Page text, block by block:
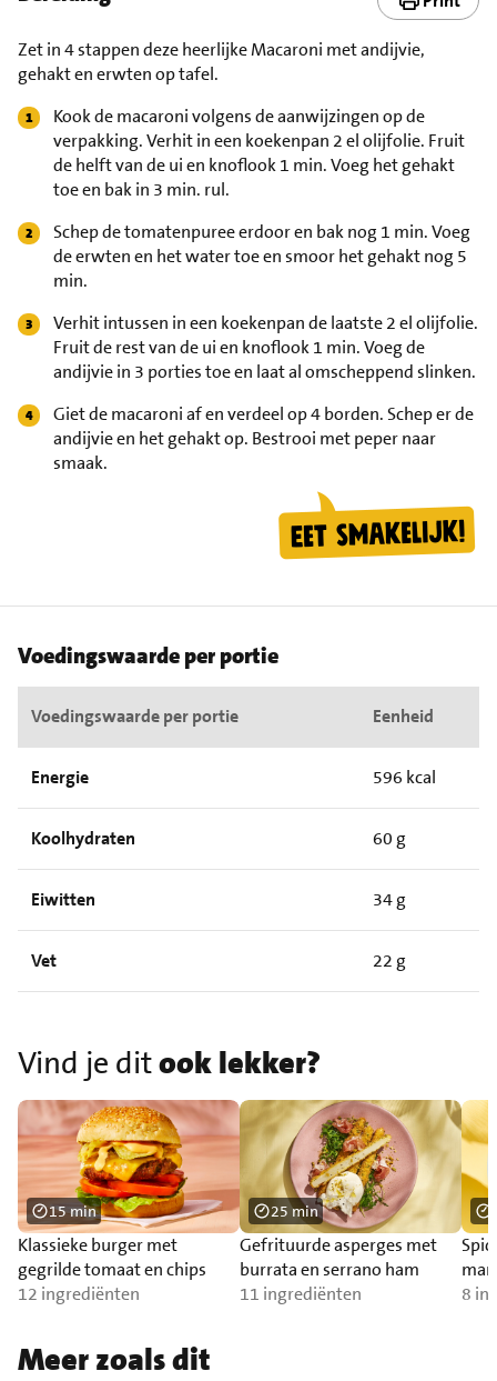
Zet in 4 stappen deze heerlijke Macaroni met andijvie,
gehakt en erwten op tafel.
Kook de macaroni volgens de aanwijzingen op de
verpakking. Verhit in een koekenpan 2 el olijfolie. Fruit
de helft van de ui en knoflook 1 min. Voeg het gehakt
toe en bak in 3 min. rul.
Schep de tomatenpuree erdoor en bak nog 1 min. Voeg
de erwten en het water toe en smoor het gehakt nog 5
min.
Verhit intussen in een koekenpan de laatste 2 el olijfolie.
Fruit de rest van de ui en knoflook 1 min. Voeg de
andijvie in 3 porties toe en laat al omscheppend slinken.
Giet de macaroni af en verdeel op 4 borden. Schep er de
andijvie en het gehakt op. Bestrooi met peper naar
smaak.
Voedingswaarde per portie
Voedingswaarde per portie Eenheid
Energie 596 kcal
Koolhydraten 60 g
Eiwitten 34 g
Vet 22 g
Vind je ditook lekker?
Klassieke burger met
gegrilde tomaat en chips
12 ingrediënten
15 min
Gefrituurde asperges met
burrata en serrano ham
11 ingrediënten
25 min
8
Meer zoals dit